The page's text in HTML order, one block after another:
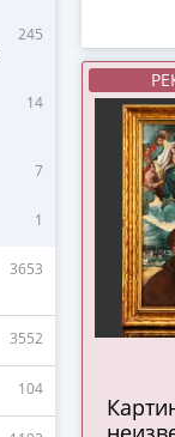
245
14
7
1
3653
3552
104